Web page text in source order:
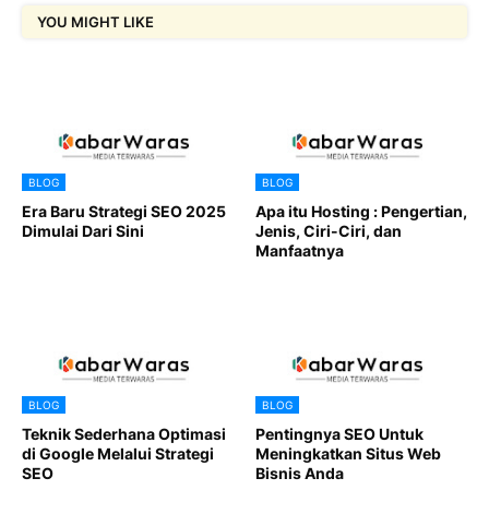
YOU MIGHT LIKE
BLOG
Era Baru Strategi SEO 2025
Dimulai Dari Sini
BLOG
Apa itu Hosting : Pengertian,
Jenis, Ciri-Ciri, dan
Manfaatnya
BLOG
Teknik Sederhana Optimasi
di Google Melalui Strategi
SEO
BLOG
Pentingnya SEO Untuk
Meningkatkan Situs Web
Bisnis Anda